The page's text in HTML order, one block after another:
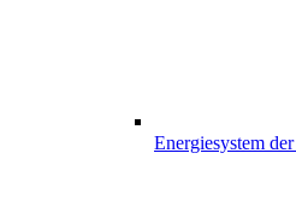
Energiesystem